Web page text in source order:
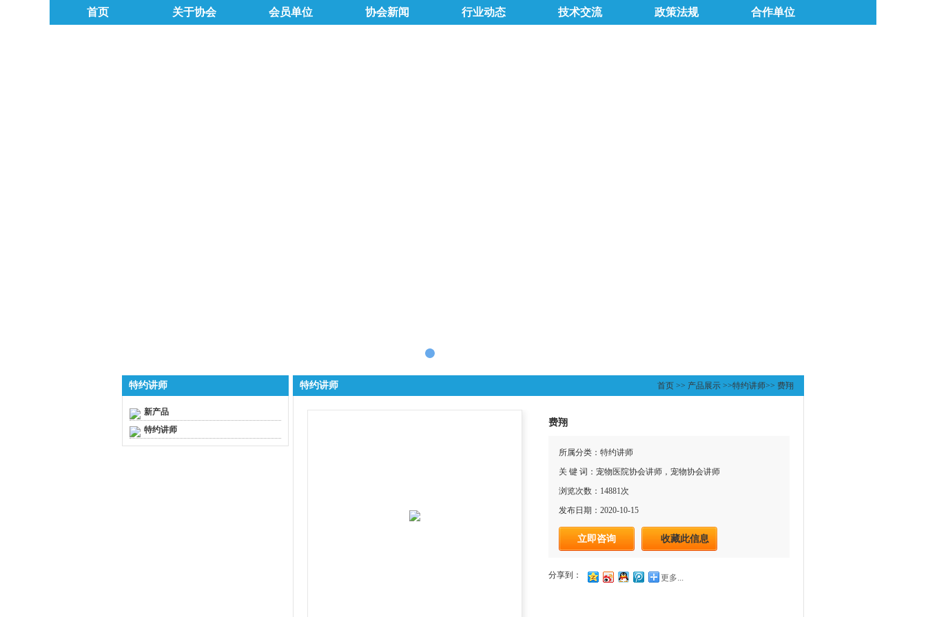
首页 关于协会 会员单位 协会新闻 行业动态 技术交流 政策法规 合作单位
特约讲师
新产品
特约讲师
首页 >> 产品展示 >>特约讲师>> 费翔
特约讲师
费翔
所属分类：特约讲师
关 键 词：宠物医院协会讲师，宠物协会讲师
浏览次数：14881次
发布日期：2020-10-15
立即咨询 收藏此信息
分享到： 更多...